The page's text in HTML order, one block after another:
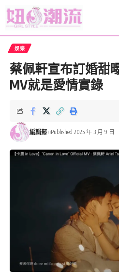
娛樂
蔡佩軒宣布訂婚甜
MV就是愛情實錄
編輯部 Published 2025 年 3 月 9 日